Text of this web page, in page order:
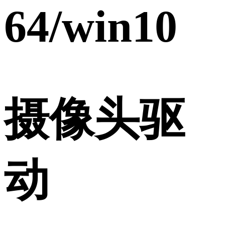
64/win10
摄像头驱
动